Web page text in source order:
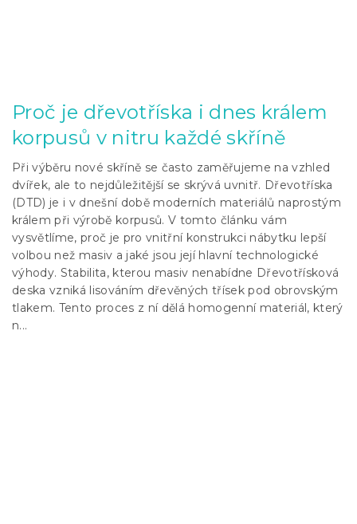
Proč je dřevotříska i dnes králem
korpusů v nitru každé skříně
Při výběru nové skříně se často zaměřujeme na vzhled
dvířek, ale to nejdůležitější se skrývá uvnitř. Dřevotříska
(DTD) je i v dnešní době moderních materiálů naprostým
králem při výrobě korpusů. V tomto článku vám
vysvětlíme, proč je pro vnitřní konstrukci nábytku lepší
volbou než masiv a jaké jsou její hlavní technologické
výhody. Stabilita, kterou masiv nenabídne Dřevotřísková
deska vzniká lisováním dřevěných třísek pod obrovským
tlakem. Tento proces z ní dělá homogenní materiál, který
n...